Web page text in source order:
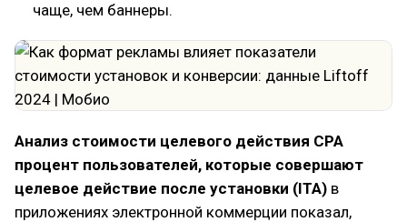
чаще, чем баннеры.
Анализ стоимости целевого действия CPA
процент пользователей, которые совершают
целевое действие после установки (ITA) в
приложениях электронной коммерции показал,